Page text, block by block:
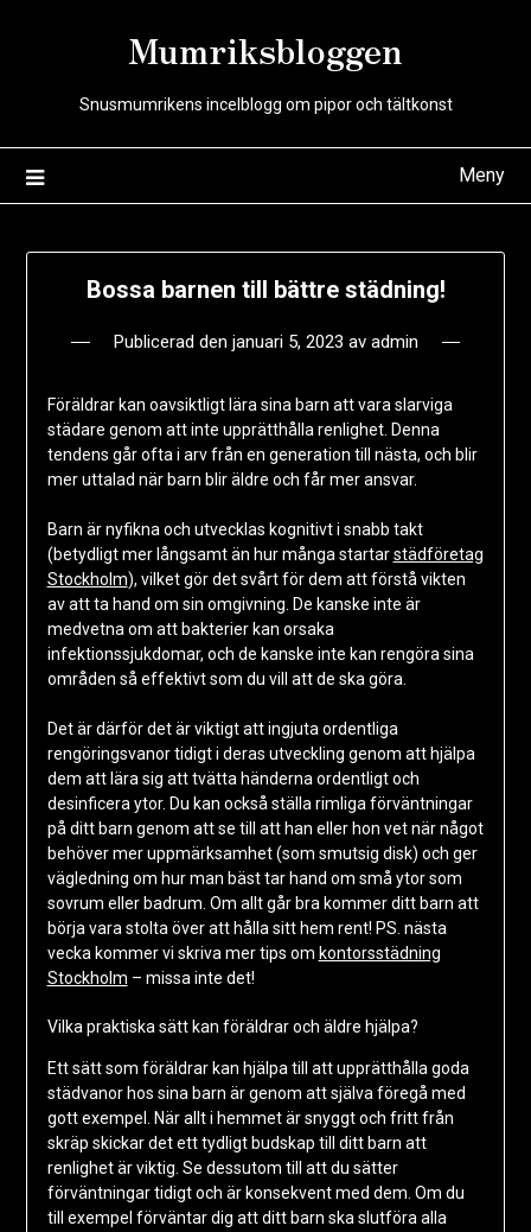
Mumriksbloggen
Snusmumrikens incelblogg om pipor och tältkonst
Meny
Bossa barnen till bättre städning!
Publicerad den januari 5, 2023 av admin
Föräldrar kan oavsiktligt lära sina barn att vara slarviga
städare genom att inte upprätthålla renlighet. Denna
tendens går ofta i arv från en generation till nästa, och blir
mer uttalad när barn blir äldre och får mer ansvar.
Barn är nyfikna och utvecklas kognitivt i snabb takt
(betydligt mer långsamt än hur många startarstädföretag
Stockholm), vilket gör det svårt för dem att förstå vikten
av att ta hand om sin omgivning. De kanske inte är
medvetna om att bakterier kan orsaka
infektionssjukdomar, och de kanske inte kan rengöra sina
områden så effektivt som du vill att de ska göra.
Det är därför det är viktigt att ingjuta ordentliga
rengöringsvanor tidigt i deras utveckling genom att hjälpa
dem att lära sig att tvätta händerna ordentligt och
desinficera ytor. Du kan också ställa rimliga förväntningar
på ditt barn genom att se till att han eller hon vet när något
behöver mer uppmärksamhet (som smutsig disk) och ger
vägledning om hur man bäst tar hand om små ytor som
sovrum eller badrum. Om allt går bra kommer ditt barn att
börja vara stolta över att hålla sitt hem rent! PS. nästa
vecka kommer vi skriva mer tips om kontorsstädning
Stockholm – missa inte det!
Vilka praktiska sätt kan föräldrar och äldre hjälpa?
Ett sätt som föräldrar kan hjälpa till att upprätthålla goda
städvanor hos sina barn är genom att själva föregå med
gott exempel. När allt i hemmet är snyggt och fritt från
skräp skickar det ett tydligt budskap till ditt barn att
renlighet är viktig. Se dessutom till att du sätter
förväntningar tidigt och är konsekvent med dem. Om du
till exempel förväntar dig att ditt barn ska slutföra alla